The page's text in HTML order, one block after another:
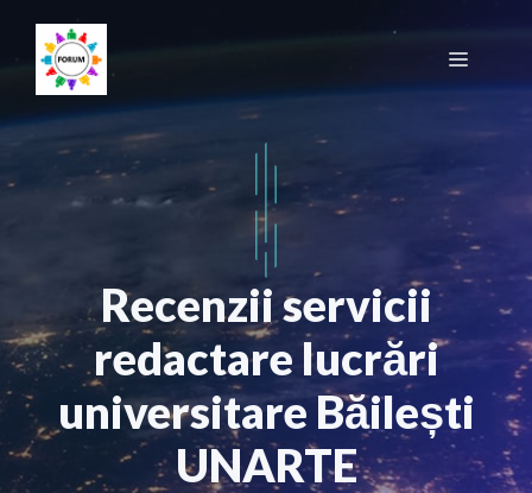
conținut
Meniu
Recenzii servicii
redactare lucrări
universitare Băilești
UNARTE